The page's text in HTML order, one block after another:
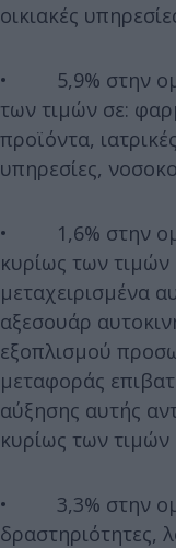
οικιακές
• 5,9% στην
των τιμών σε:
προϊόντα,
υπηρεσίες,
• 1,6% στην
κυρίως των τιμών
μεταχειρισμένα
αξεσουάρ
εξοπλισμού
μεταφοράς
αύξησης αυτής
κυρίως των τιμών
• 3,3% στην
δραστηριότητες,